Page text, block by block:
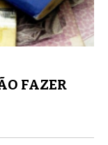
FAZER